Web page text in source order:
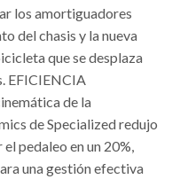
los amortiguadores
del chasis y la nueva
que se desplaza
EFICIENCIA
de la
de Specialized redujo
pedaleo en un 20%,
una gestión efectiva